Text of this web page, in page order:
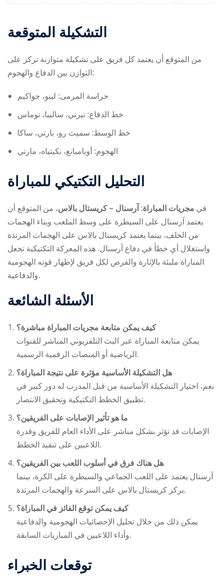
التشكيلة المتوقعة
من المتوقع أن يعتمد كل فريق على تشكيلة متوازنة تركز على
التوازن بين الدفاع والهجوم:
حراسة المرمى: لينو، جواكيم
خط الدفاع: تيرني، ساليبا، توماس
خط الوسط: سميث رو، بارتي، ساكا
الهجوم: أوباميانغ، نكيتياه، مارتي
التحليل التكتيكي للمباراة
في مجريات المباراة: آرسنال – كريستال بالاس، من المتوقع أن
يعتمد آرسنال على السيطرة على وسط الملعب وبناء الهجمات
من الخلف، بينما يعتمد كريستال بالاس على الهجمات المرتدة
واستغلال أي خطأ في دفاع آرسنال. هذه المعركة التكتيكية تجعل
المباراة مليئة بالإثارة والفرص لكل فريق لإظهار قوته الهجومية
والدفاعية.
الأسئلة الشائعة
كيف يمكن متابعة مجريات المباراة مباشرة؟
يمكن متابعة المباراة عبر البث التلفزيوني المباشر للقنوات
الرياضية أو المنصات الرقمية الرسمية.
هل التشكيلة الأساسية مؤثرة على نتيجة المباراة؟
نعم، اختيار التشكيلة الأساسية من قبل المدرب له دور كبير في
تطبيق الخطط التكتيكية وتحقيق الانتصار.
ما هو تأثير الإصابات على الفريقين؟
الإصابات قد تؤثر بشكل مباشر على الأداء العام للفريق وقدرة
اللاعبين على تنفيذ الخطط.
هل هناك فرق في أسلوب اللعب بين الفريقين؟
آرسنال يعتمد على اللعب الجماعي والسيطرة على الكرة، بينما
يركز كريستال بالاس على السرعة والهجمات المرتدة.
كيف يمكن توقع الفائز في المباراة؟
يمكن ذلك من خلال تحليل الإحصائيات الهجومية والدفاعية
وأداء اللاعبين في المباريات السابقة.
توقعات الخبراء